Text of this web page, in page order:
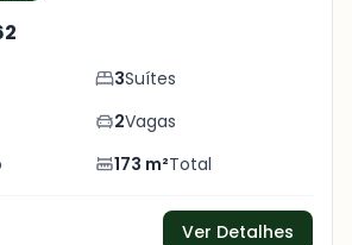
3Suítes
2Vagas
173 m²Total
Ver Detalhes